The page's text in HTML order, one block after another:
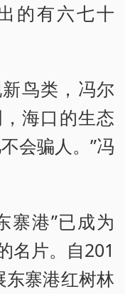
的有六七十
鸟类，冯尔
海口的生态
会骗人。”冯
寨港”已成为
名片。自201
寨港红树林